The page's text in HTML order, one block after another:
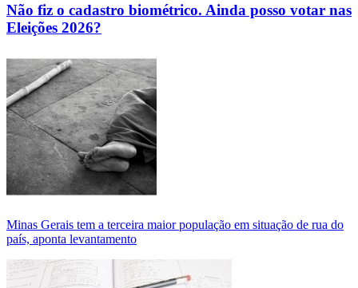
Não fiz o cadastro biométrico. Ainda posso votar nas
Eleições 2026?
Minas Gerais tem a terceira maior população em situação de rua do
país, aponta levantamento